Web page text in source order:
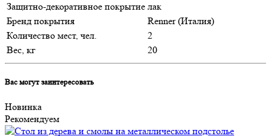
Защитно-декоративное покрытие лак
Бренд покрытия
Renner (Италия)
Количество мест, чел.
2
Вес, кг
20
Вас могут заинтересовать
Новинка
Рекомендуем